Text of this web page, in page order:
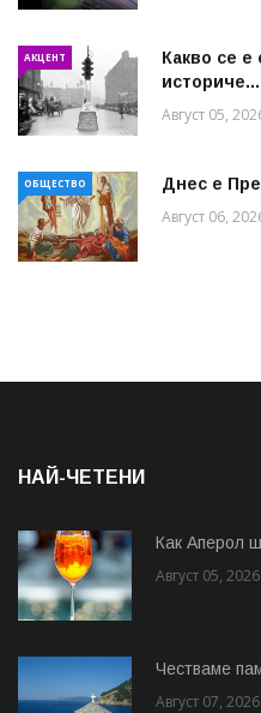
АКЦЕНТ
Какво се е
историче...
Август 05,
ОБЩЕСТВО Днес е
Август 06,
НАЙ-ЧЕТЕНИ
Как Аперол
Август 05, 2026
Честваме
Август 07, 2026